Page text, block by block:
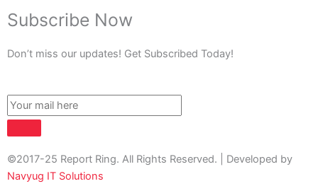
Subscribe Now
Don’t miss our updates! Get Subscribed Today!
©2017-25 Report Ring. All Rights Reserved. | Developed by
Navyug IT Solutions